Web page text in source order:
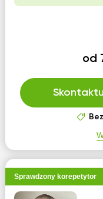
od
Sprawdzony korepetytor